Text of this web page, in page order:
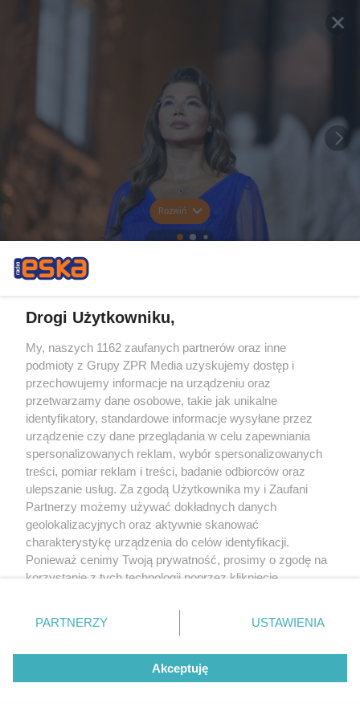
Rozwiń
Drogi Użytkowniku,
My, naszych 1162 zaufanych partnerów oraz inne
podmioty z Grupy ZPR Media uzyskujemy dostęp i
przechowujemy informacje na urządzeniu oraz
przetwarzamy dane osobowe, takie jak unikalne
identyfikatory, standardowe informacje wysyłane przez
urządzenie czy dane przeglądania w celu zapewniania
spersonalizowanych reklam, wybór spersonalizowanych
treści, pomiar reklam i treści, badanie odbiorców oraz
ulepszanie usług. Za zgodą Użytkownika my i Zaufani
Partnerzy możemy używać dokładnych danych
geolokalizacyjnych oraz aktywnie skanować
charakterystykę urządzenia do celów identyfikacji.
Ponieważ cenimy Twoją prywatność, prosimy o zgodę na
korzystanie z tych technologii poprzez kliknięcie
zmienić/wycofać klikając przycisk ustawień prywatności
znajdujący się w lewym dolnym rogu strony
rodzaje przetwarzania danych nie wymagają zgody
użytkownika, ale masz prawo sprzeciwić się takiemu
przetwarzaniu. Preferencje będą miały zastosowanie tylko
PARTNERZY USTAWIENIA
Akceptuję